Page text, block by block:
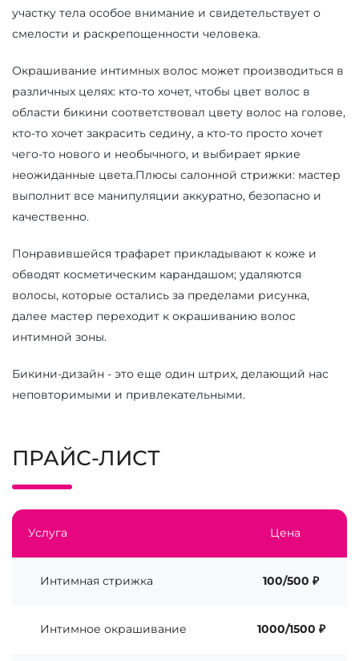
участку тела особое внимание и свидетельствует о
смелости и раскрепощенности человека.
Окрашивание интимных волос может производиться в
различных целях: кто-то хочет, чтобы цвет волос в
области бикини соответствовал цвету волос на голове,
кто-то хочет закрасить седину, а кто-то просто хочет
чего-то нового и необычного, и выбирает яркие
неожиданные цвета.Плюсы салонной стрижки: мастер
выполнит все манипуляции аккуратно, безопасно и
качественно.
Понравившейся трафарет прикладывают к коже и
обводят косметическим карандашом; удаляются
волосы, которые остались за пределами рисунка,
далее мастер переходит к окрашиванию волос
интимной зоны.
Бикини-дизайн - это еще один штрих, делающий нас
неповторимыми и привлекательными.
ПРАЙС-ЛИСТ
Услуга Цена
Интимная стрижка 100/500 ₽
Интимное окрашивание 1000/1500 ₽